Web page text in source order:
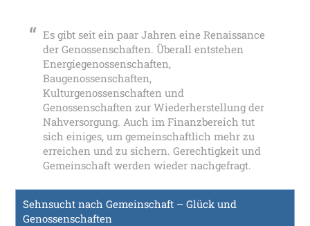
Es gibt seit ein paar Jahren eine Renaissance
der Genossenschaften. Überall entstehen
Energiegenossenschaften,
Baugenossenschaften,
Kulturgenossenschaften und
Genossenschaften zur Wiederherstellung der
Nahversorgung. Auch im Finanzbereich tut
sich einiges, um gemeinschaftlich mehr zu
erreichen und zu sichern. Gerechtigkeit und
Gemeinschaft werden wieder nachgefragt.
Sehnsucht nach Gemeinschaft – Glück und
Genossenschaften